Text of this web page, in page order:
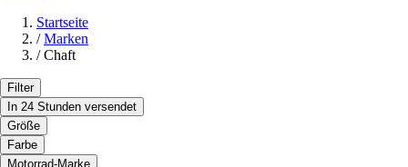
Startseite
/ Marken
/ Chaft
Filter
In 24 Stunden versendet
Größe
Farbe
Motorrad-Marke